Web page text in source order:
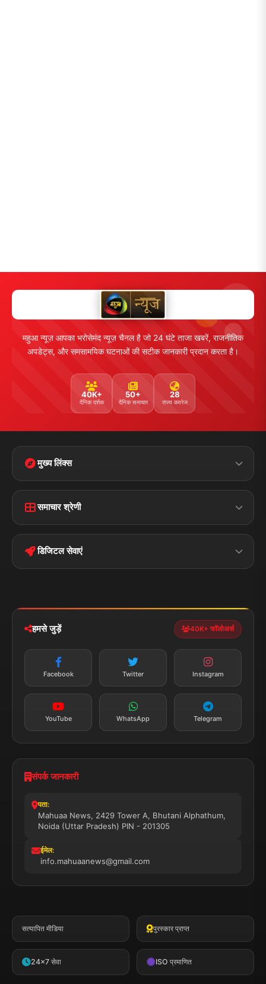
महुआ न्यूज़ आपका भरोसेमंद न्यूज़ चैनल है जो 24 घंटे ताजा खबरें, राजनीतिक
अपडेट्स, और समसामयिक घटनाओं की सटीक जानकारी प्रदान करता है।
40K+
दैनिक दर्शक
50+
दैनिक समाचार
28
राज्य कवरेज
मुख्य लिंक्स
Disclaimer
Terms &
Privacy Policy
समाचार श्रेणी
पॉलिटिकल झारखण्ड
डिजिटल सेवाएं
न्यूज़ अलर्ट
तत्काल अपडेट
सब्सक्राइब करें
हमसे जुड़ें 40K+ फॉलोअर्स
Facebook Twitter Instagram
YouTube WhatsApp Telegram
संपर्क जानकारी
पता:
Mahuaa News, 2429 Tower A, Bhutani Alphathum,
Noida (Uttar Pradesh) PIN - 201305
ईमेल:
info.mahuaanews@gmail.com
सत्यापित मीडिया पुरस्कार प्राप्त
24x7 सेवा ISO प्रमाणित